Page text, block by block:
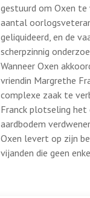
gestuurd om Oxen te
aantal
geliquideerd, en de
scherpzinnig
Wanneer Oxen
vriendin Margrethe
complexe zaak te
Franck plotseling het
aardbodem
Oxen levert op zijn
vijanden die geen